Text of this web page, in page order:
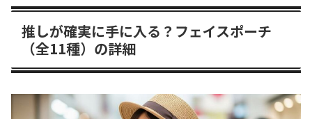
推しが確実に手に入る？フェイスポーチ
（全11種）の詳細